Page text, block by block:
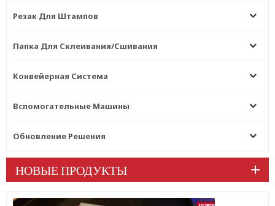
Резак Для Штампов
Папка Для Склеивания/сшивания
Конвейерная Система
Вспомогательные Машины
Обновление Решения
НОВЫЕ ПРОДУКТЫ